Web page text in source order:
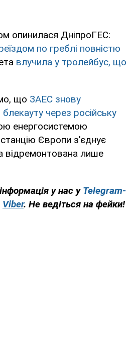
опинилася ДніпроГЕС:
по греблі повністю
влучила у тролейбус, що
що ЗАЕС знову
через російську
енергосистемою
Європи з'єднує
відремонтована лише
у нас у Telegram-
Viber. Не ведіться на фейки!